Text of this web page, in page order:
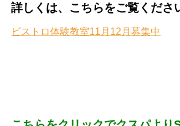
詳しくは、こちらをご覧くださ
ビストロ体験教室11月12月募集中